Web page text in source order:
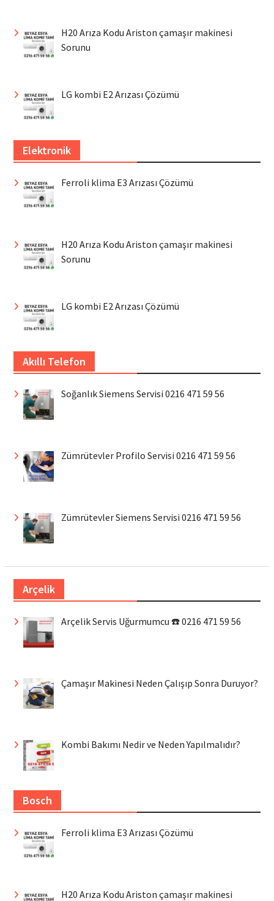
H20 Arıza Kodu Ariston çamaşır makinesi
Sorunu
LG kombi E2 Arızası Çözümü
Elektronik
Ferroli klima E3 Arızası Çözümü
H20 Arıza Kodu Ariston çamaşır makinesi
Sorunu
LG kombi E2 Arızası Çözümü
Akıllı Telefon
Soğanlık Siemens Servisi 0216 471 59 56
Zümrütevler Profilo Servisi 0216 471 59 56
Zümrütevler Siemens Servisi 0216 471 59 56
Arçelik
Arçelik Servis Uğurmumcu ☎️ 0216 471 59 56
Çamaşır Makinesi Neden Çalışıp Sonra Duruyor?
Kombi Bakımı Nedir ve Neden Yapılmalıdır?
Bosch
Ferroli klima E3 Arızası Çözümü
H20 Arıza Kodu Ariston çamaşır makinesi